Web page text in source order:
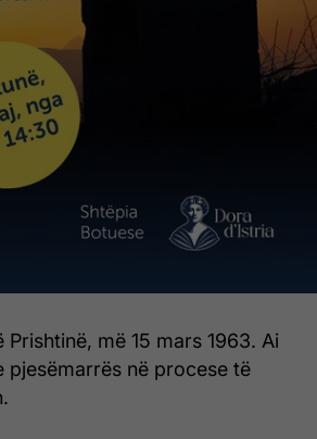
më 15 mars 1963. Ai
pjesëmarrës në procese të